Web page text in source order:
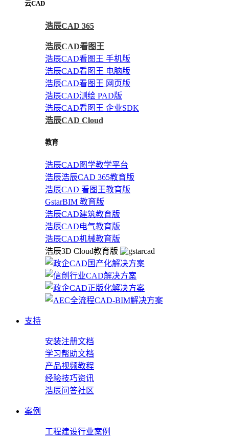
云CAD
浩辰CAD 365
浩辰CAD看图王
浩辰CAD看图王 手机版
浩辰CAD看图王 电脑版
浩辰CAD看图王 网页版
浩辰CAD测绘 PAD版
浩辰CAD看图王 企业SDK
浩辰CAD Cloud
教育
浩辰CAD图学教学平台
浩辰浩辰CAD 365教育版
浩辰CAD 看图王教育版
GstarBIM 教育版
浩辰CAD建筑教育版
浩辰CAD电气教育版
浩辰CAD机械教育版
浩辰3D Cloud教育版
支持
安装注册文档
学习帮助文档
产品视频教程
经验技巧资讯
浩辰问答社区
案例
工程建设行业案例